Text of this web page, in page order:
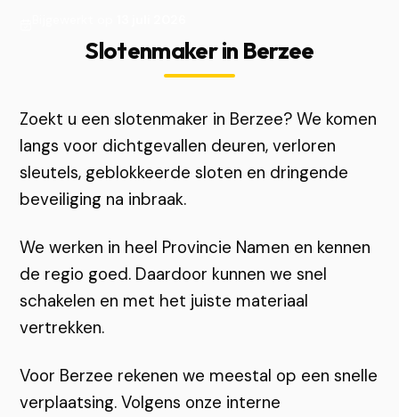
Slotenmaker in Berzee
Zoekt u een slotenmaker in Berzee? We komen
langs voor dichtgevallen deuren, verloren
sleutels, geblokkeerde sloten en dringende
beveiliging na inbraak.
We werken in heel Provincie Namen en kennen
de regio goed. Daardoor kunnen we snel
schakelen en met het juiste materiaal
vertrekken.
Voor Berzee rekenen we meestal op een snelle
verplaatsing. Volgens onze interne